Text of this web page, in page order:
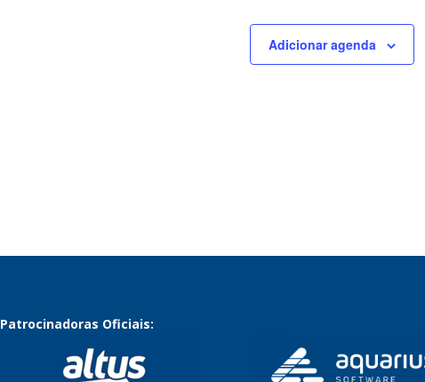
Adicionar agenda
Patrocinadoras Oficiais: